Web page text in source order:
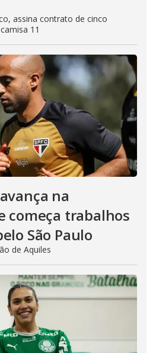
assina contrato de cinco
11
na
começa trabalhos
São Paulo
de Aquiles